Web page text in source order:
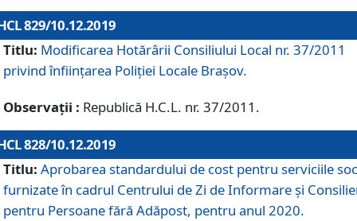
829/10.12.2019
Titlu: Modificarea Hotărârii Consiliului Local nr. 37/2011
privind înființarea Poliției Locale Brașov.
Observații : Republică H.C.L. nr. 37/2011.
828/10.12.2019
Titlu: Aprobarea standardului de cost pentru serviciile
furnizate în cadrul Centrului de Zi de Informare și
pentru Persoane fără Adăpost, pentru anul 2020.